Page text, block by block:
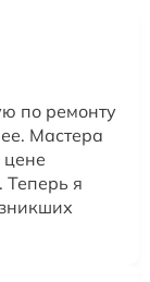
по ремонту
Мастера
цене
я